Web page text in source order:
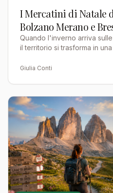
I Mercatini di Natale
Bolzano Merano e
Quando l'inverno arriva
il territorio si trasforma in
Giulia Conti